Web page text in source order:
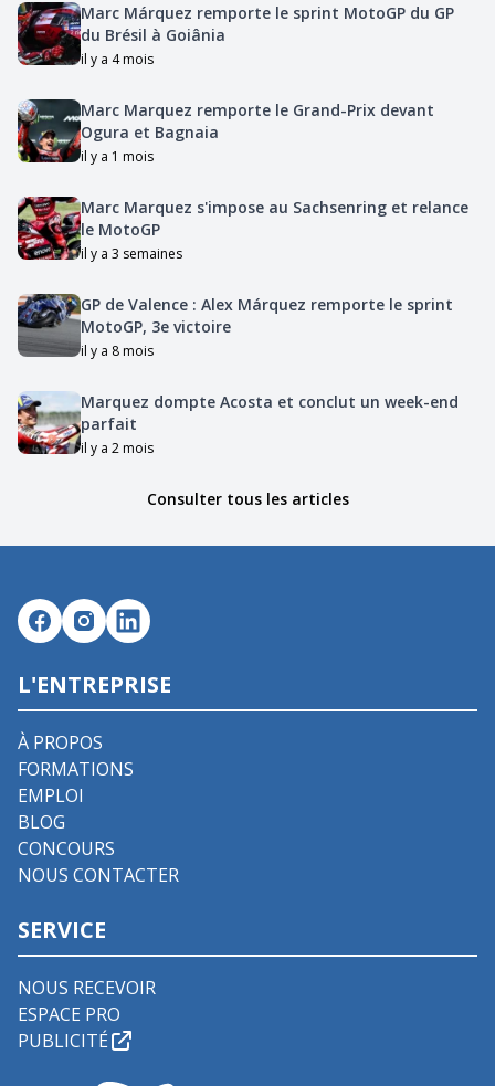
Marc Márquez remporte le sprint MotoGP du GP
du Brésil à Goiânia
il y a 4 mois
Marc Marquez remporte le Grand-Prix devant
Ogura et Bagnaia
il y a 1 mois
Marc Marquez s'impose au Sachsenring et relance
le MotoGP
il y a 3 semaines
GP de Valence : Alex Márquez remporte le sprint
MotoGP, 3e victoire
il y a 8 mois
Marquez dompte Acosta et conclut un week-end
parfait
il y a 2 mois
Consulter tous les articles
L'ENTREPRISE
À PROPOS
FORMATIONS
EMPLOI
BLOG
CONCOURS
NOUS CONTACTER
SERVICE
NOUS RECEVOIR
ESPACE PRO
PUBLICITÉ